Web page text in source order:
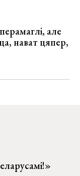
але
нават цяпер,